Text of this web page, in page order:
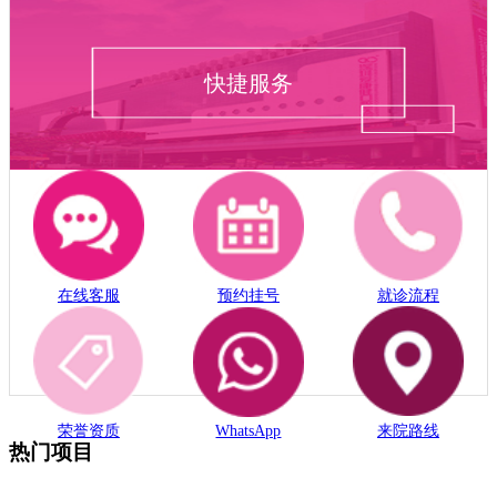
快捷服务
在线客服 预约挂号 就诊流程
荣誉资质 WhatsApp 来院路线
热门项目